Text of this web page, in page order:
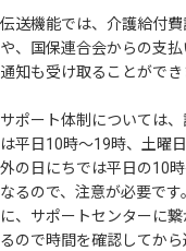
伝送機能では、介護給付
や、国保連合会からの支
通知も受け取ることができ
サポート体制については
は平日10時～19時、土曜
外の日にちでは平日の10
なるので、注意が必要で
に、サポートセンターに
るので時間を確認してか